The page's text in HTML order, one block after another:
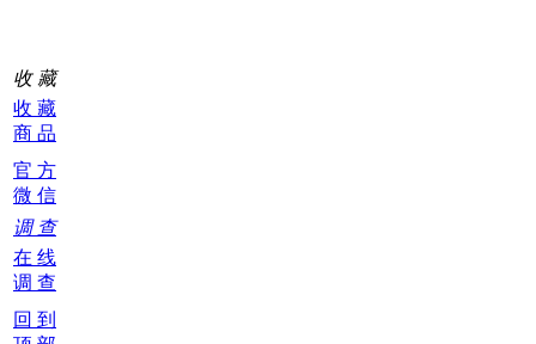
收 藏
收 藏
商 品
官 方
微 信
调 查
在 线
调 查
回 到